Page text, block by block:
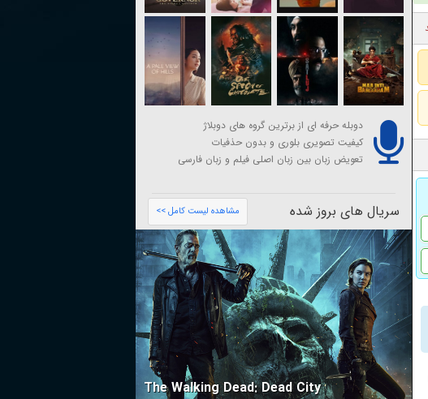
دوبله حرفه ای از برترین گروه های دوبلاژ
کیفیت تصویری بلوری و بدون حذفیات
تعویض زبان بین زبان اصلی فیلم و زبان فارسی
سریال های بروز شده مشاهده لیست کامل >>
The Walking Dead: Dead City